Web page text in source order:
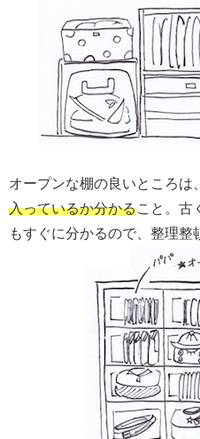
オープンな棚の良いところは
入っているか分かること。古
もすぐに分かるので、整理整